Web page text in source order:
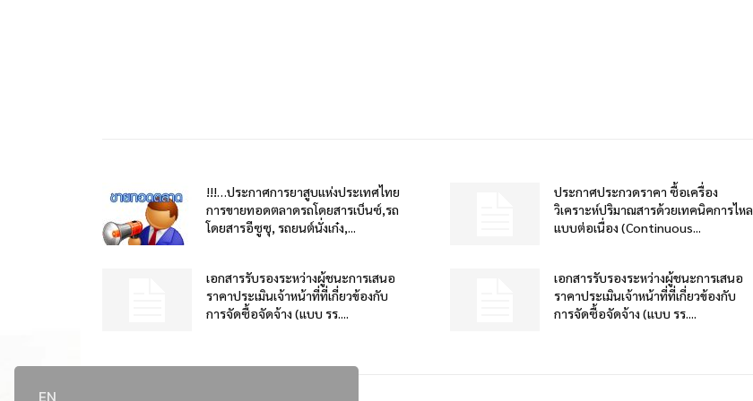
!!!…ประกาศการยาสูบแห่งประเทศไทย
การขายทอดตลาดรถโดยสารเบ็นซ์,รถ
โดยสารอีซูซุ, รถยนต์นั่งเก๋ง,...
ประกาศประกวดราคา ซื้อเครื่อง
วิเคราะห์ปริมาณสารด้วยเทคนิคการไหล
แบบต่อเนื่อง (Continuous...
เอกสารรับรองระหว่างผู้ชนะการเสนอ
ราคาประเมินเจ้าหน้าที่ที่เกี่ยวข้องกับ
การจัดซื้อจัดจ้าง (แบบ รร....
เอกสารรับรองระหว่างผู้ชนะการเสนอ
ราคาประเมินเจ้าหน้าที่ที่เกี่ยวข้องกับ
การจัดซื้อจัดจ้าง (แบบ รร....